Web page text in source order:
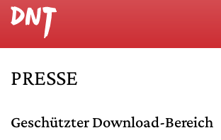
PRESSE
Geschützter Download-Bereich